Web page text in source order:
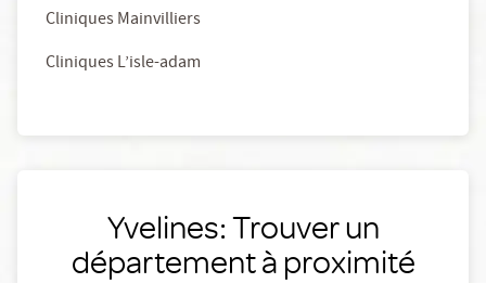
Cliniques Mainvilliers
Cliniques L’isle-adam
Yvelines: Trouver un
département à proximité